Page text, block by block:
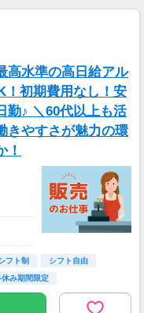
高水準の高日給アル
初期費用なし！安
勤♪ ＼60代以上も活
きやすさが魅力の環
！
フト制
シフト自由
み期間限定